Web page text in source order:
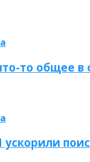
то общее